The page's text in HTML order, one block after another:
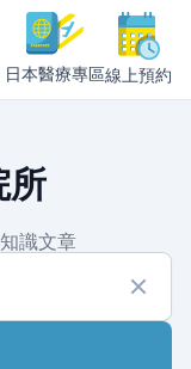
日本醫療專區線上預約
所
識文章